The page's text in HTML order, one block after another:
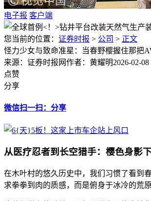
电子报 客户端
您当前的位置： 证券时报 > 公司 > 正文
怪力少女与致命准星：当春野樱握住那把
来源：证券时报网作者：黄耀明2026-02-08
点赞
分享
微信扫一扫：分享
从医疗忍者到长空猎手：樱色身影
在木叶村的悠久历史中，我们习惯了看到
求拳拳到肉的质感，而是俯身于冰冷的荒